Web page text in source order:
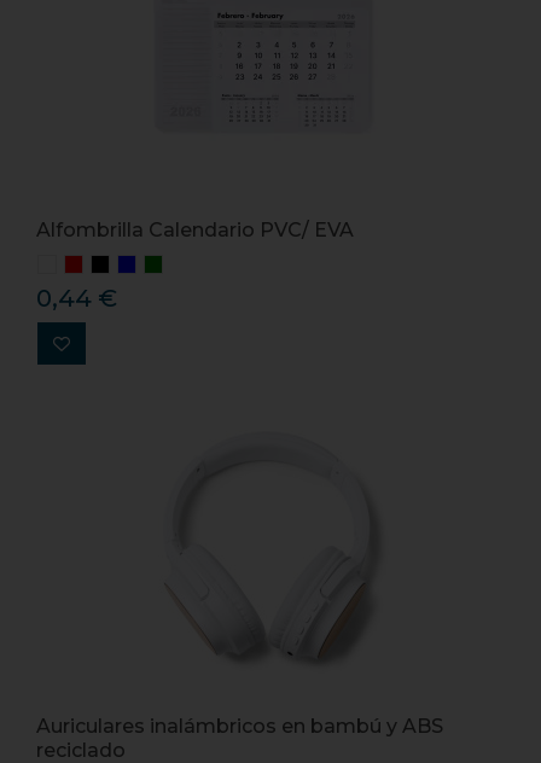
Alfombrilla Calendario PVC/ EVA
0,44 €
Auriculares inalámbricos en bambú y ABS
reciclado